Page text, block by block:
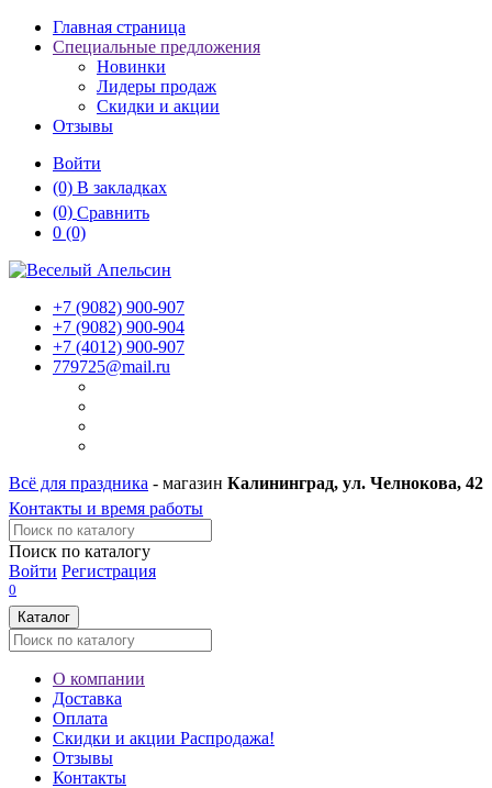
Главная страница
Специальные предложения
Новинки
Лидеры продаж
Скидки и акции
Отзывы
Войти
(0) В закладках
(0) Сравнить
0 (0)
+7 (9082) 900-907
+7 (9082) 900-904
+7 (4012) 900-907
779725@mail.ru
Всё для праздника - магазин Калининград, ул. Челнокова, 42
Контакты и время работы
Поиск по каталогу
Войти Регистрация
0
Каталог
О компании
Доставка
Оплата
Скидки и акции Распродажа!
Отзывы
Контакты